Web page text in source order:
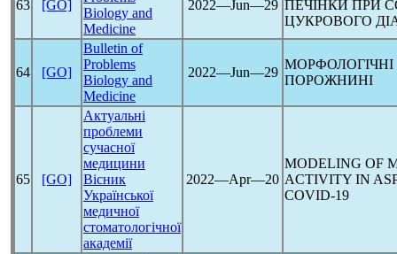
63 [GO]
Biology and
Medicine
2022―Jun―29 ПЕЧІНКИ ПРИ
ЦУКРОВОГО
64 [GO]
Bulletin of
Problems
Biology and
Medicine
2022―Jun―29
ПОРОЖНИНІ
65 [GO]
Актуальні
проблеми
сучасної
медицини
Вісник
Української
медичної
стоматологічної
академії
2022―Apr―20
MODELING OF
ACTIVITY IN
COVID-19